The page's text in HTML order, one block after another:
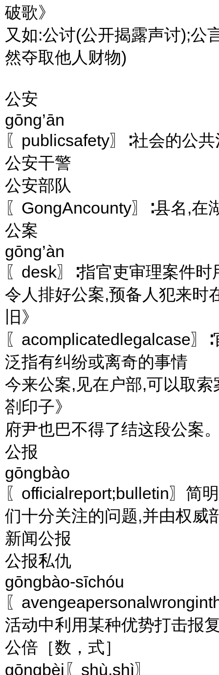
破歌》
又如:公讨(公开揭露声讨);公
然夺取他人财物)
公安
gōng’ān
〖publicsafety〗∶社会的公
公安干警
公安部队
〖GongAncounty〗∶县名,在
公案
gōng’àn
〖desk〗∶指官吏审理案件时
令人排好公案,预备人犯来
旧》
〖acomplicatedlegalcase〗
泛指有纠纷或离奇的事情
今来公案,见在户部,可以取
剳印子》
府尹也巴不得了结这段公案
公报
gōngbào
〖officialreport;bulletin〗简
们十分关注的问题,并由权威
新闻公报
公报私仇
gōngbào-sīchóu
〖
活动中利用某种优势打击报
公倍［数，式］
gōngbèi〖shù,shì〗